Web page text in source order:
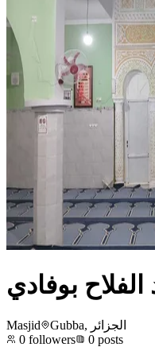
بوفادي
Masjid
Gubba, الجزائر
0 followers 0 posts